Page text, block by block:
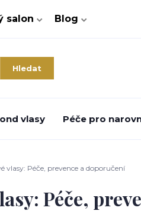
salon Blog
Hledat
vlasy Péče pro
vlasy: Péče, prevence a doporučení
Péče,